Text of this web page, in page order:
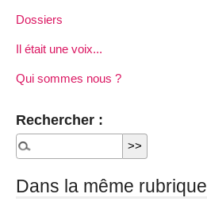
Dossiers
Il était une voix...
Qui sommes nous ?
Rechercher :
Dans la même rubrique